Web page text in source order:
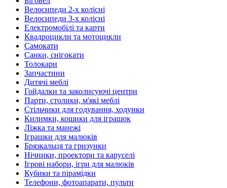
Велосипеди 2-х колісні
Велосипеди 3-х колісні
Електромобілі та карти
Квадроцикли та мотоцикли
Самокати
Санки, снігокати
Толокари
Запчастини
Дитячі меблі
Гойдалки та заколисуючі центри
Парти, столики, м'які меблі
Стільчики для годування, ходунки
Килимки, кошики для іграшок
Ліжка та манежі
Іграшки для малюків
Брязкальця та гризунки
Нічники, проектори та каруселі
Ігрові набори, ігри для малюків
Кубики та пірамідки
Телефони, фотоапарати, пульти